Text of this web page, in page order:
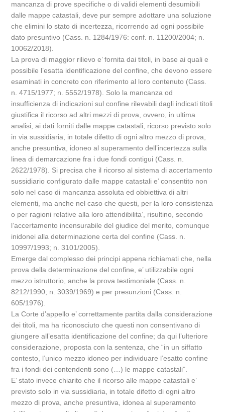
mancanza di prove specifiche o di validi elementi desumibili
dalle mappe catastali, deve pur sempre adottare una soluzione
che elimini lo stato di incertezza, ricorrendo ad ogni possibile
dato presuntivo (Cass. n. 1284/1976: conf. n. 11200/2004; n.
10062/2018).
La prova di maggior rilievo e’ fornita dai titoli, in base ai quali e
possibile l’esatta identificazione del confine, che devono essere
esaminati in concreto con riferimento al loro contenuto (Cass.
n. 4715/1977; n. 5552/1978). Solo la mancanza od
insufficienza di indicazioni sul confine rilevabili dagli indicati titoli
giustifica il ricorso ad altri mezzi di prova, ovvero, in ultima
analisi, ai dati forniti dalle mappe catastali, ricorso previsto solo
in via sussidiaria, in totale difetto di ogni altro mezzo di prova,
anche presuntiva, idoneo al superamento dell’incertezza sulla
linea di demarcazione fra i due fondi contigui (Cass. n.
2622/1978). Si precisa che il ricorso al sistema di accertamento
sussidiario configurato dalle mappe catastali e’ consentito non
solo nel caso di mancanza assoluta ed obbiettiva di altri
elementi, ma anche nel caso che questi, per la loro consistenza
o per ragioni relative alla loro attendibilita’, risultino, secondo
l’accertamento incensurabile del giudice del merito, comunque
inidonei alla determinazione certa del confine (Cass. n.
10997/1993; n. 3101/2005).
Emerge dal complesso dei principi appena richiamati che, nella
prova della determinazione del confine, e’ utilizzabile ogni
mezzo istruttorio, anche la prova testimoniale (Cass. n.
8212/1990; n. 3039/1969) e per presunzioni (Cass. n.
605/1976).
La Corte d’appello e’ correttamente partita dalla considerazione
dei titoli, ma ha riconosciuto che questi non consentivano di
giungere all’esatta identificazione del confine; da qui l’ulteriore
considerazione, proposta con la sentenza, che “in un siffatto
contesto, l’unico mezzo idoneo per individuare l’esatto confine
fra i fondi dei contendenti sono (…) le mappe catastali”.
E’ stato invece chiarito che il ricorso alle mappe catastali e’
previsto solo in via sussidiaria, in totale difetto di ogni altro
mezzo di prova, anche presuntiva, idonea al superamento